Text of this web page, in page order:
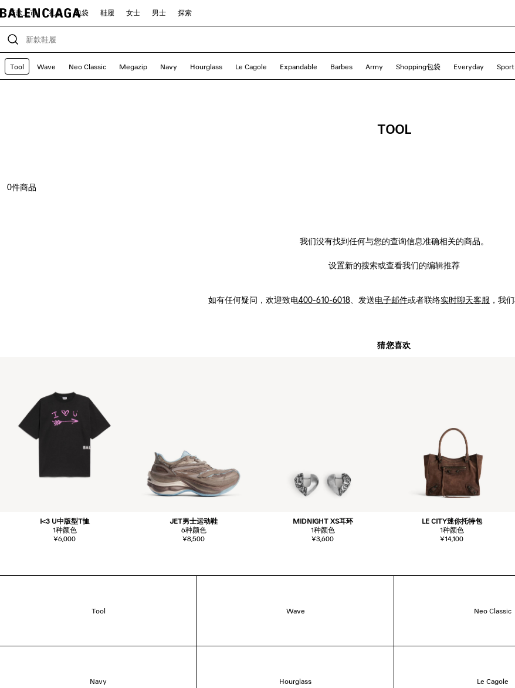
新款上市 礼品 包袋 鞋履 女士 男士 探索
Tool Wave Neo Classic Megazip Navy Hourglass Le Cagole Expandable Barbes Army Shopping包袋 Everyday Sport
TOOL
0件商品
我们没有找到任何与您的查询信息准确相关的商品。
设置新的搜索或查看我们的编辑推荐
如有任何疑问， 欢迎致电400-610-6018 、发送电子邮件或者联络实时聊天客服 ，我
猜您喜欢
I<3 U中版型T恤
1种颜色
¥6,000
JET男士运动鞋
6种颜色
¥8,500
MIDNIGHT XS耳环
1种颜色
¥3,600
LE CITY迷你托特包
1种颜色
¥14,100
Tool Wave Neo Classic
Navy Hourglass Le Cagole